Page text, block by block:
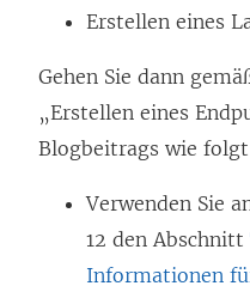
Erstellen eines
Gehen Sie dann
„Erstellen eines
Blogbeitrags wie
Verwenden Sie
12 den Abschnitt
Informationen